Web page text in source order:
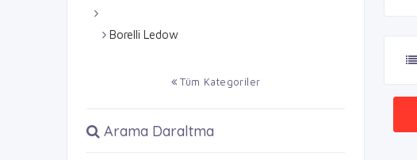
Borelli Ledow
Tüm Kategoriler
Arama Daraltma